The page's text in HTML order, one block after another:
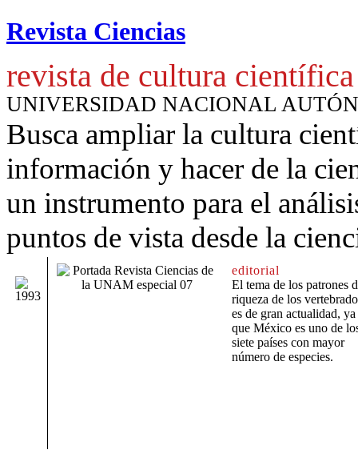
Revista Ciencias
revista de cultura científica
UNIVERSIDAD NACIONAL
Busca ampliar la cultura
información y hacer de la
un instrumento para el
puntos de vista desde la
editorial
El tema de los patrones
riqueza de los
es de gran actualidad, ya
que México es uno de
siete países con mayor
número de especies.